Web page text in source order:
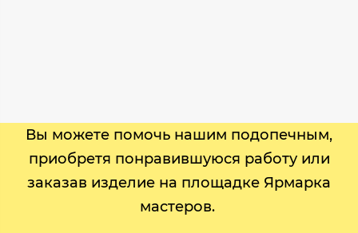
Вы можете помочь нашим подопечным,
приобретя понравившуюся работу или
заказав изделие на площадке Ярмарка
мастеров.